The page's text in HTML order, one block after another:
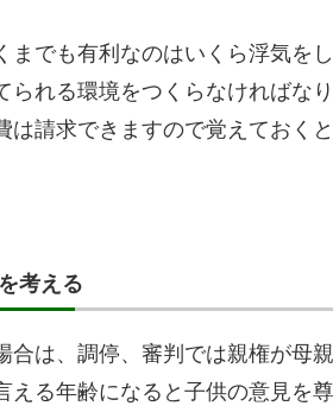
までも有利なのはいくら浮気を
られる環境をつくらなければな
は請求できますので覚えておく
考える
合は、調停、審判では親権が母
える年齢になると子供の意見を尊